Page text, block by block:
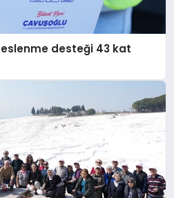
desteği 43 kat